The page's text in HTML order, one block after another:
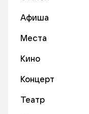
Афиша
Места
Кино
Концерт
Театр